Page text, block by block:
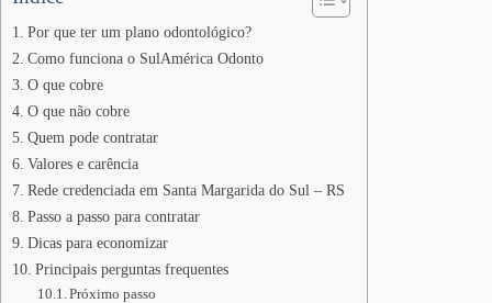
Por que ter um plano odontológico?
Como funciona o SulAmérica Odonto
O que cobre
O que não cobre
Quem pode contratar
Valores e carência
Rede credenciada em Santa Margarida do Sul – RS
Passo a passo para contratar
Dicas para economizar
Principais perguntas frequentes
Próximo passo